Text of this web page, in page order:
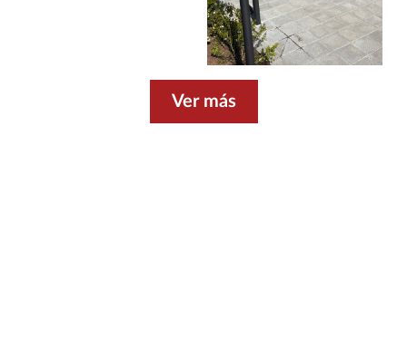
Ver más